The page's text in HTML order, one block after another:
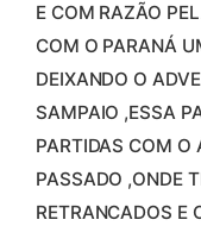
E COM RAZÃO
COM O PARANÁ
DEIXANDO O
SAMPAIO ,ESSA
PARTIDAS COM O
PASSADO ,ONDE
RETRANCADOS E